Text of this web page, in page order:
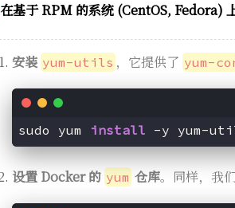
在基于 RPM 的系统 (CentOS, Fedora)
安装 yum-utils ，它提供了 yum-
sudo yum install
设置 Docker 的 yum 仓库。同样，我